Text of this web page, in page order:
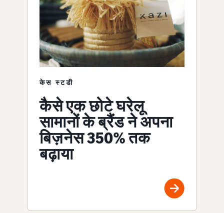
केस स्टडी
कैसे एक छोटे घरेलू
सामानों के ब्रैंड ने अपना
बिज़नेस 350% तक
बढ़ाया